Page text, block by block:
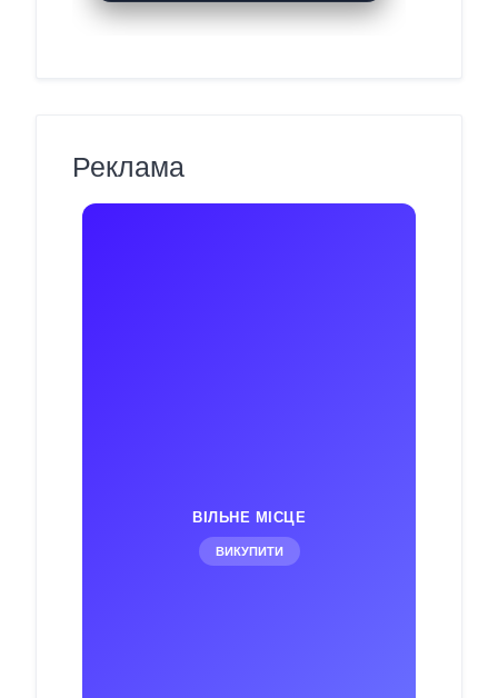
Реклама
ВІЛЬНЕ МІСЦЕ
ВИКУПИТИ